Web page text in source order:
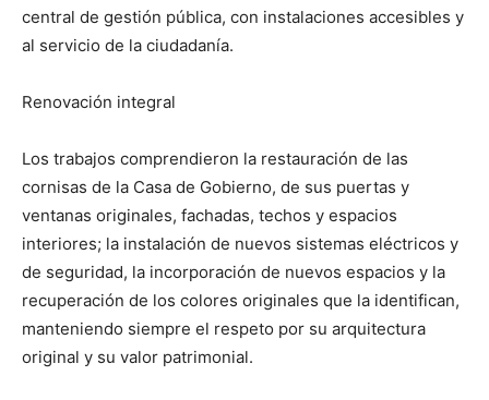
central de gestión pública, con instalaciones accesibles y
al servicio de la ciudadanía.
Renovación integral
Los trabajos comprendieron la restauración de las
cornisas de la Casa de Gobierno, de sus puertas y
ventanas originales, fachadas, techos y espacios
interiores; la instalación de nuevos sistemas eléctricos y
de seguridad, la incorporación de nuevos espacios y la
recuperación de los colores originales que la identifican,
manteniendo siempre el respeto por su arquitectura
original y su valor patrimonial.